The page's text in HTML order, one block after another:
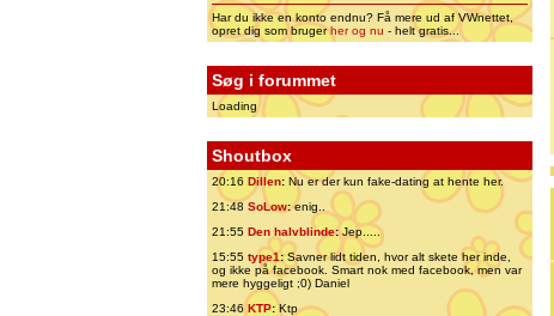
Har du ikke en konto endnu? Få mere ud af VWnettet,
opret dig som brugerher og nu - helt gratis...
Søg i forummet
Loading
Shoutbox
20:16 Dillen: Nu er der kun fake-dating at hente her.
21:48 SoLow:enig..
21:55 Den halvblinde:Jep.....
15:55 type1:Savner lidt tiden, hvor alt skete her inde,
og ikke på facebook. Smart nok med facebook, men var
mere hyggeligt ;0) Daniel
23:46 KTP:Ktp